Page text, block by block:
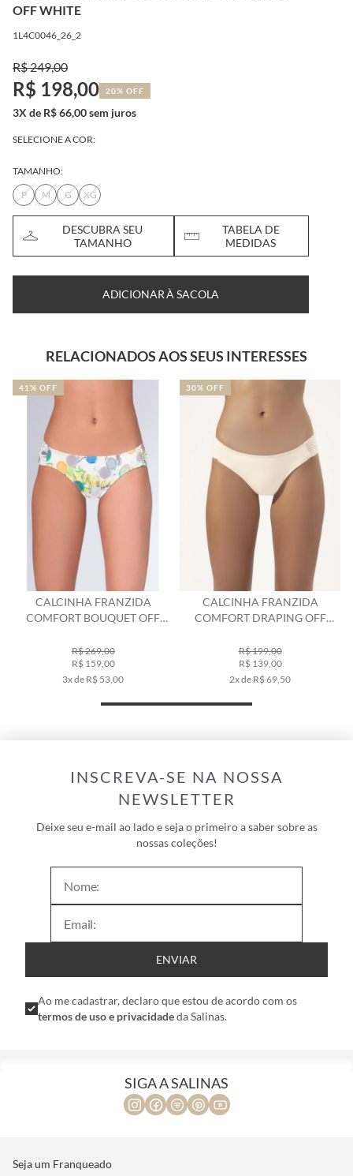
OFF WHITE
1L4C0046_26_2
R$ 249,00
R$ 198,00 20% OFF
3X de R$ 66,00 sem juros
SELECIONE A COR:
TAMANHO:
P
M G XG
DESCUBRA SEU
TAMANHO
TABELA DE
MEDIDAS
ADICIONAR À SACOLA
RELACIONADOS AOS SEUS INTERESSES
CALCINHA FRANZIDA
COMFORT BOUQUET OFF
R$ 269,00
R$ 159,00
3x de R$ 53,00
41% OFF
CALCINHA FRANZIDA
COMFORT DRAPING OFF
R$ 199,00
R$ 139,00
2x de R$ 69,50
30% OFF
INSCREVA-SE NA NOSSA
NEWSLETTER
Deixe seu e-mail ao lado e seja o primeiro a saber sobre as
nossas coleções!
ENVIAR
Ao me cadastrar, declaro que estou de acordo com os
termos de uso e privacidadeda Salinas.
SIGA A SALINAS
Seja um Franqueado